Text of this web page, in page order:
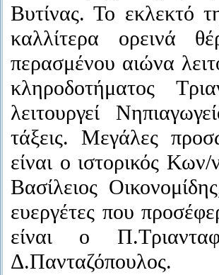
Βυτίνας. Το εκλεκτό
καλλίτερα ορεινά
περασμένου αιώνα
κληροδοτήματος
λειτουργεί
τάξεις. Μεγάλες
είναι ο ιστορικός
Βασίλειος
ευεργέτες που
είναι ο
Δ.Πανταζόπουλος.